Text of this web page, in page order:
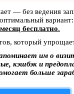
— без ведения
вариант:
бесплатно.
который
им о
кэшбэк и
больше